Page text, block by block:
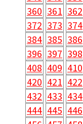
360 361 362
372 373 374
384 385 386
396 397 398
408 409 410
420 421 422
432 433 434
444 445 446